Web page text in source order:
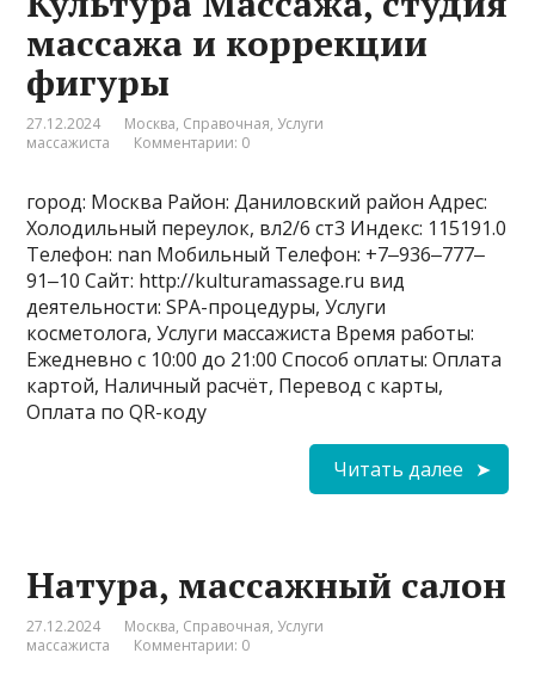
массажа и коррекции
фигуры
27.12.2024 Москва, Справочная, Услуги
массажиста
Комментарии: 0
город: Москва Район: Даниловский район Адрес:
Холодильный переулок, вл2/6 ст3 Индекс: 115191.0
Телефон: nan Мобильный Телефон: +7‒936‒777‒
91‒10 Сайт: http://kulturamassage.ru вид
деятельности: SPA-процедуры, Услуги
косметолога, Услуги массажиста Время работы:
Ежедневно с 10:00 до 21:00 Способ оплаты: Оплата
картой, Наличный расчёт, Перевод с карты,
Оплата по QR-коду
Читать далее
Натура, массажный салон
27.12.2024 Москва, Справочная, Услуги
массажиста
Комментарии: 0